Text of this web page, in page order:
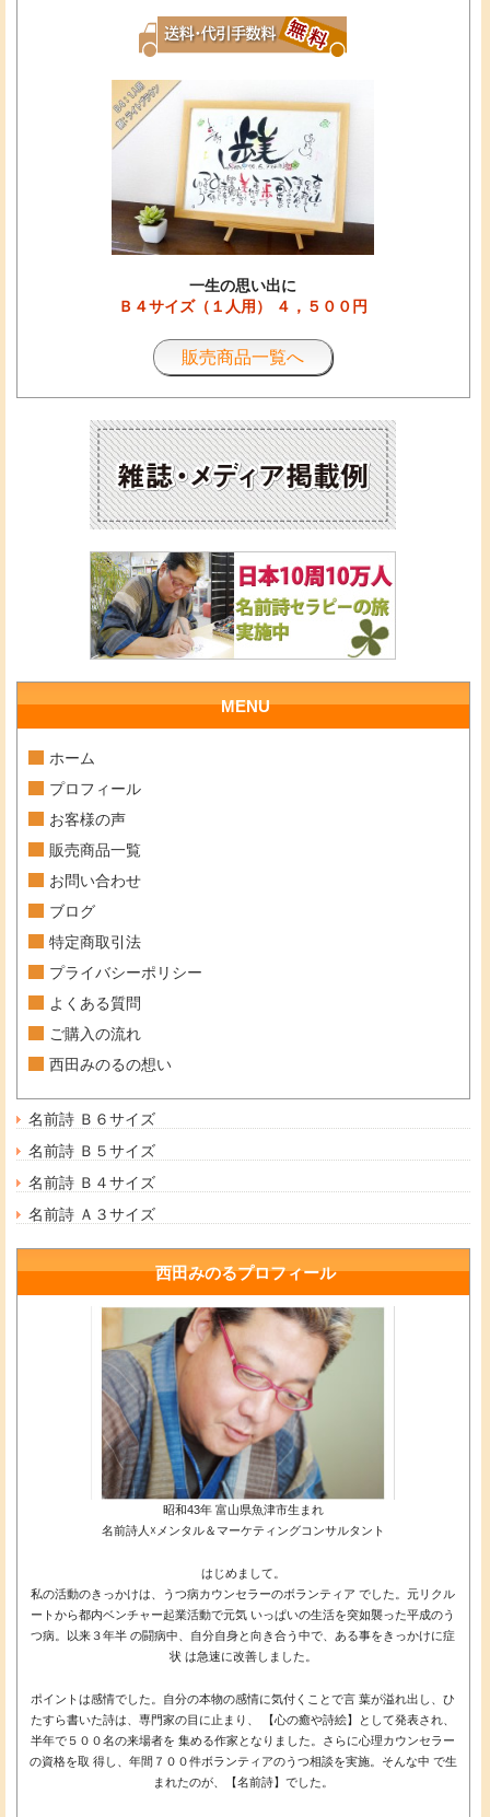
一生の思い出に
Ｂ４サイズ（１人用） ４，５００円
販売商品一覧へ
MENU
ホーム
プロフィール
お客様の声
販売商品一覧
お問い合わせ
ブログ
特定商取引法
プライバシーポリシー
よくある質問
ご購入の流れ
西田みのるの想い
名前詩 Ｂ６サイズ
名前詩 Ｂ５サイズ
名前詩 Ｂ４サイズ
名前詩 Ａ３サイズ
西田みのるプロフィール
昭和43年 富山県魚津市生まれ
名前詩人☓メンタル＆マーケティングコンサルタント
はじめまして。
私の活動のきっかけは、うつ病カウンセラーのボランティア でした。元リクル
ートから都内ベンチャー起業活動で元気 いっぱいの生活を突如襲った平成のう
つ病。以来３年半 の闘病中、自分自身と向き合う中で、ある事をきっかけに症
状 は急速に改善しました。
ポイントは感情でした。自分の本物の感情に気付くことで言 葉が溢れ出し、ひ
たすら書いた詩は、専門家の目に止まり、 【心の癒や詩絵】として発表され、
半年で５００名の来場者を 集める作家となりました。さらに心理カウンセラー
の資格を取 得し、年間７００件ボランティアのうつ相談を実施。そんな中 で生
まれたのが、【名前詩】でした。